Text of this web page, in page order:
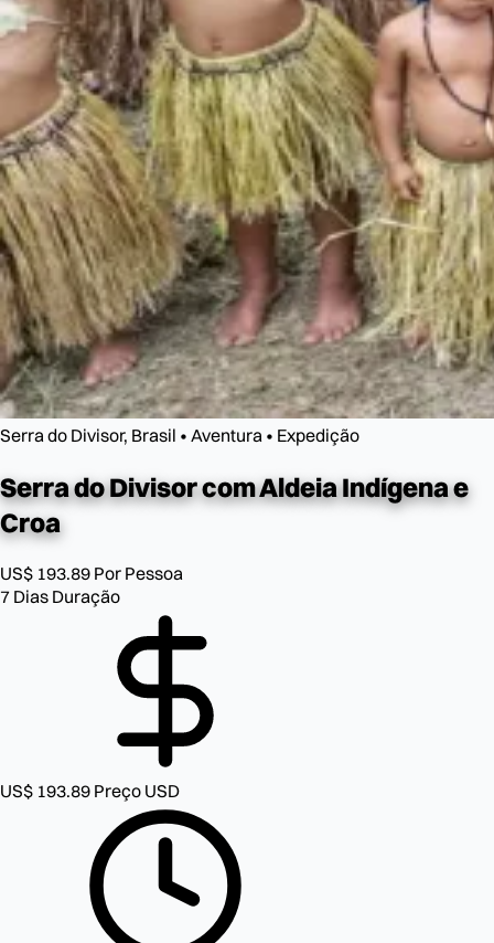
Serra do Divisor, Brasil • Aventura • Expedição
Serra do Divisorcom Aldeia Indígena e
Croa
US$ 193.89 Por Pessoa
7 Dias Duração
US$ 193.89 Preço USD